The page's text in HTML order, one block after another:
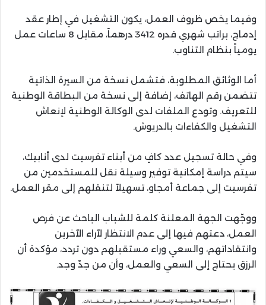
وفيما يخص ظروف العمل، يكون التشغيل في إطار عقد
إدماج، براتب شهري قدره 3412 درهماً، مقابل 8 ساعات عمل
يومياً بنظام التناوب.
أما الوثائق المطلوبة، فتشمل نسخة من السيرة الذاتية
تتضمن رقم الهاتف، إضافة إلى نسخة من البطاقة الوطنية
للتعريف. وتودع الملفات لدى الوكالة الوطنية لإنعاش
التشغيل والكفاءات بالدريوش.
وفي حالة تسجيل عدد كافٍ من أبناء تفرسيت لدى أنابيك،
سيتم دراسة إمكانية توفير وسيلة نقل للمستخدمين من
تفرسيت إلى جماعة أمجاو، تسهيلاً لتنقلهم إلى مقر العمل.
ووجّهت الجهة المعلنة كلمة للشباب الباحث عن فرص
العمل، دعتهم فيها إلى عدم الانتظار لآراء الآخرين
وانتقاداتهم، والسعي وراء مستقبلهم دون تردد، مؤكدة أن
الرزق يحتاج إلى السعي والعمل، وأن من جدّ وجد.